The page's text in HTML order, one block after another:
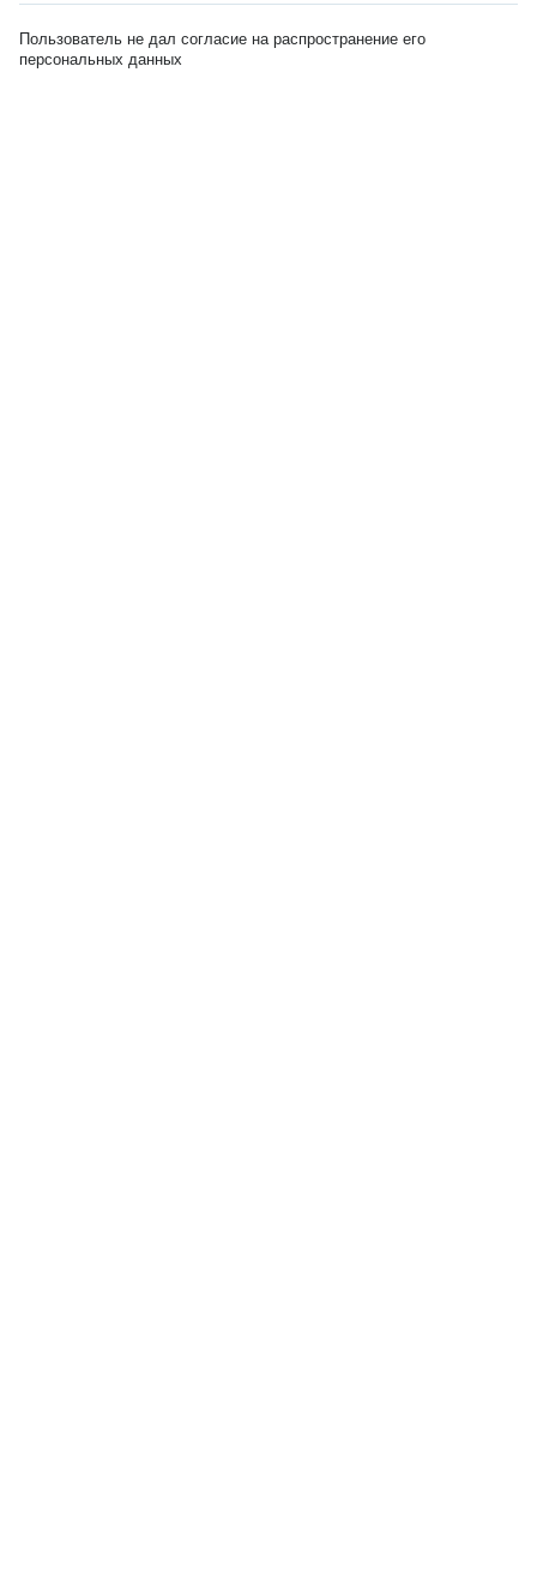
Пользователь не дал согласие на распространение его
персональных данных